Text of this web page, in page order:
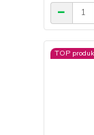
TOP